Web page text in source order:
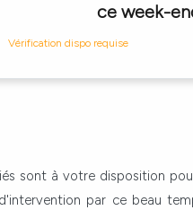
ce week-
Vérification dispo requise
sont à votre disposition
par ce beau